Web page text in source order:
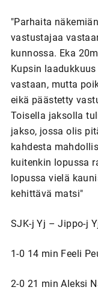
"Parhaita
vastustajaa
kunnossa. Eka
Kupsin
vastaan, mutta
eikä päästetty
Toisella jaksolla
jakso, jossa olis
kahdesta
kuitenkin lopussa
lopussa vielä
kehittävä matsi"
SJK-j Yj – Jippo-j
1-0 14 min Feeli
2-0 21 min Aleksi